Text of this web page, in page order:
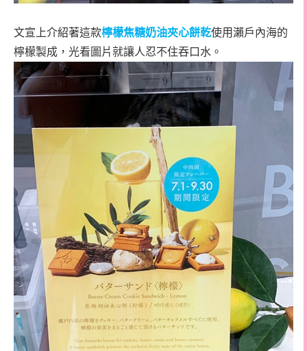
文宣上介紹著這款檸檬焦糖奶油夾心餅乾使用瀨戶內海的
檸檬製成，光看圖片就讓人忍不住吞口水。